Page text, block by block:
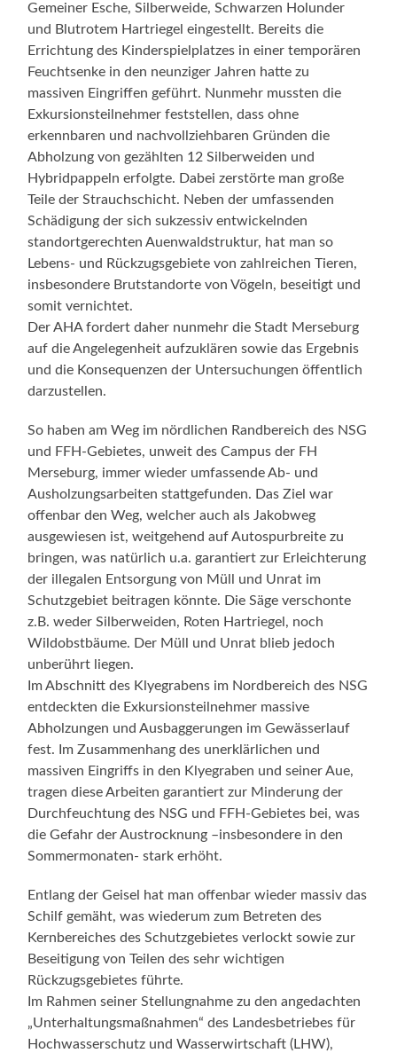
Gemeiner Esche, Silberweide, Schwarzen Holunder
und Blutrotem Hartriegel eingestellt. Bereits die
Errichtung des Kinderspielplatzes in einer temporären
Feuchtsenke in den neunziger Jahren hatte zu
massiven Eingriffen geführt. Nunmehr mussten die
Exkursionsteilnehmer feststellen, dass ohne
erkennbaren und nachvollziehbaren Gründen die
Abholzung von gezählten 12 Silberweiden und
Hybridpappeln erfolgte. Dabei zerstörte man große
Teile der Strauchschicht. Neben der umfassenden
Schädigung der sich sukzessiv entwickelnden
standortgerechten Auenwaldstruktur, hat man so
Lebens- und Rückzugsgebiete von zahlreichen Tieren,
insbesondere Brutstandorte von Vögeln, beseitigt und
somit vernichtet.
Der AHA fordert daher nunmehr die Stadt Merseburg
auf die Angelegenheit aufzuklären sowie das Ergebnis
und die Konsequenzen der Untersuchungen öffentlich
darzustellen.
So haben am Weg im nördlichen Randbereich des NSG
und FFH-Gebietes, unweit des Campus der FH
Merseburg, immer wieder umfassende Ab- und
Ausholzungsarbeiten stattgefunden. Das Ziel war
offenbar den Weg, welcher auch als Jakobweg
ausgewiesen ist, weitgehend auf Autospurbreite zu
bringen, was natürlich u.a. garantiert zur Erleichterung
der illegalen Entsorgung von Müll und Unrat im
Schutzgebiet beitragen könnte. Die Säge verschonte
z.B. weder Silberweiden, Roten Hartriegel, noch
Wildobstbäume. Der Müll und Unrat blieb jedoch
unberührt liegen.
Im Abschnitt des Klyegrabens im Nordbereich des NSG
entdeckten die Exkursionsteilnehmer massive
Abholzungen und Ausbaggerungen im Gewässerlauf
fest. Im Zusammenhang des unerklärlichen und
massiven Eingriffs in den Klyegraben und seiner Aue,
tragen diese Arbeiten garantiert zur Minderung der
Durchfeuchtung des NSG und FFH-Gebietes bei, was
die Gefahr der Austrocknung –insbesondere in den
Sommermonaten- stark erhöht.
Entlang der Geisel hat man offenbar wieder massiv das
Schilf gemäht, was wiederum zum Betreten des
Kernbereiches des Schutzgebietes verlockt sowie zur
Beseitigung von Teilen des sehr wichtigen
Rückzugsgebietes führte.
Im Rahmen seiner Stellungnahme zu den angedachten
„Unterhaltungsmaßnahmen“ des Landesbetriebes für
Hochwasserschutz und Wasserwirtschaft (LHW),